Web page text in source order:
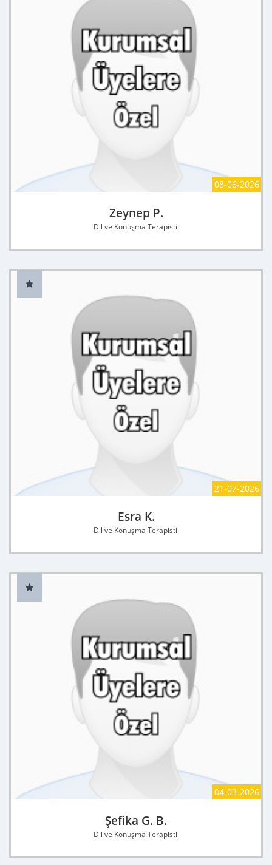
08-06-2026
Zeynep P.
Dil ve Konuşma Terapisti
21-07-2026
Esra K.
Dil ve Konuşma Terapisti
04-03-2026
Şefika G. B.
Dil ve Konuşma Terapisti